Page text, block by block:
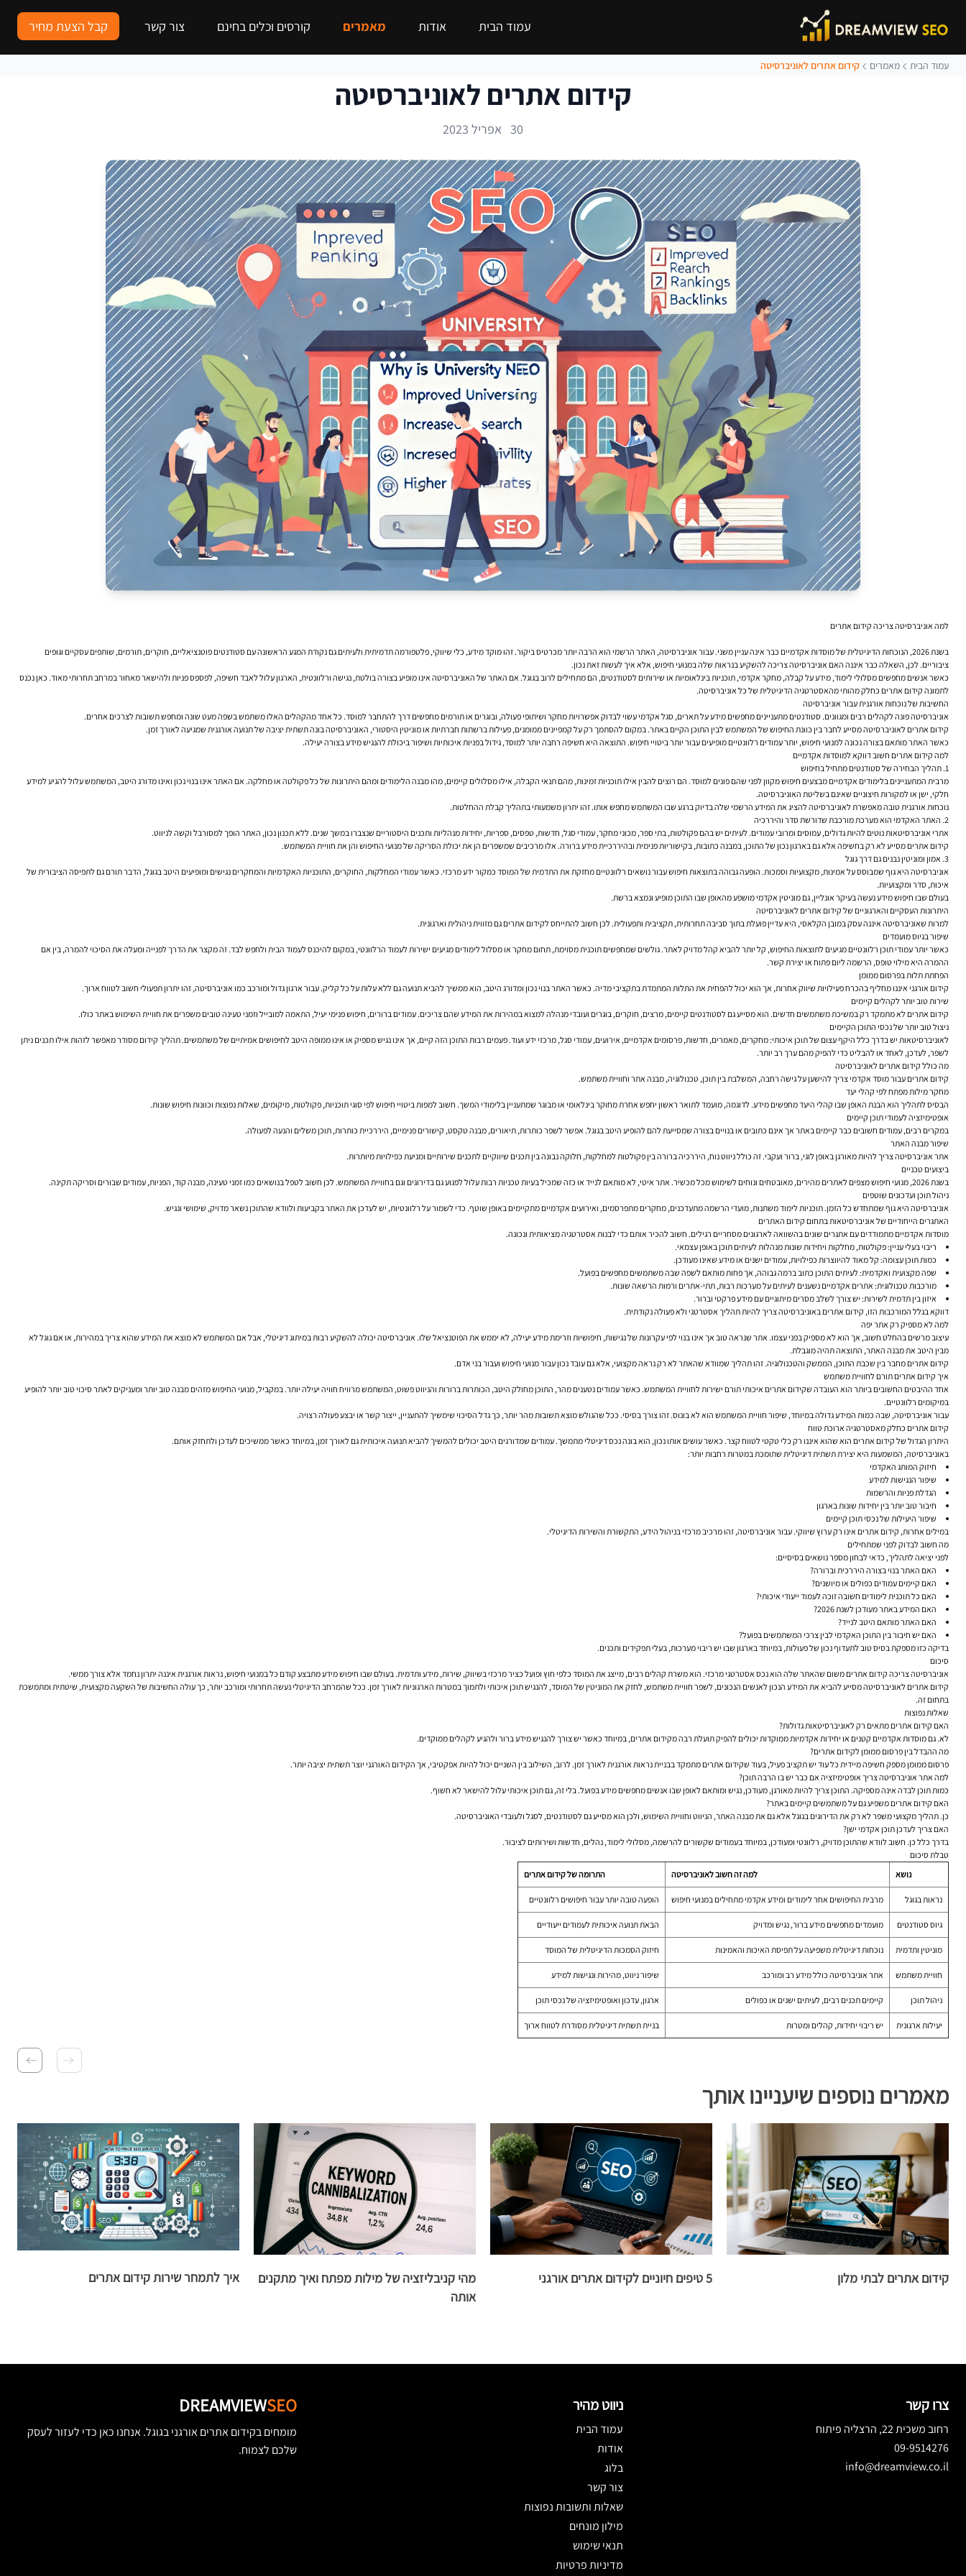
עמוד הבית אודות מאמרים קורסים וכלים בחינם צור קשר קבל הצעת מחיר
עמוד הבית מאמרים קידום אתרים לאוניברסיטה
קידום אתרים לאוניברסיטה
30 אפריל 2023
למה אוניברסיטה צריכה קידום אתרים
בשנת 2026, הנוכחות הדיגיטלית של מוסדות אקדמיים כבר אינה עניין משני. עבור אוניברסיטה, האתר הרשמי הוא הרבה יותר מכרטיס ביקור. זהו מוקד מידע, כלי שיווקי, פלטפורמה תדמיתית ולעיתים גם נקודת המגע הראשונה עם סטודנטים פוטנציאליים, חוקרים, תורמים, שותפים עסקיים וגופים
ציבוריים. לכן, השאלה כבר איננה האם אוניברסיטה צריכה להשקיע בנראות שלה במנועי חיפוש, אלא איך לעשות זאת נכון.
כאשר אנשים מחפשים מסלולי לימוד, מידע על קבלה, מחקר אקדמי, תוכניות בינלאומיות או שירותים לסטודנטים, הם מתחילים לרוב בגוגל. אם האתר של האוניברסיטה אינו מופיע בצורה בולטת, נגישה ורלוונטית, הארגון עלול לאבד חשיפה, לפספס פניות ולהישאר מאחור במרחב תחרותי מאוד. כאן נכנס
לתמונה קידום אתרים כחלק מהותי מהאסטרטגיה הדיגיטלית של כל אוניברסיטה.
החשיבות של נוכחות אורגנית עבור אוניברסיטה
אוניברסיטה פונה לקהלים רבים ומגוונים. סטודנטים מתעניינים מחפשים מידע על תארים, סגל אקדמי עשוי לבדוק אפשרויות מחקר ושיתופי פעולה, ובוגרים או תורמים מחפשים דרך להתחבר למוסד. כל אחד מהקהלים האלו משתמש בשפה מעט שונה ומחפש תשובות לצרכים אחרים.
קידום אתרים לאוניברסיטה מסייע לחבר בין כוונת החיפוש של המשתמש לבין התוכן הקיים באתר. במקום להסתמך רק על קמפיינים ממומנים, פעילות ברשתות חברתיות או מוניטין היסטורי, האוניברסיטה בונה תשתית יציבה של תנועה אורגנית שמגיעה לאורך זמן.
כאשר האתר מותאם בצורה נכונה למנועי חיפוש, יותר עמודים רלוונטיים מופיעים עבור יותר ביטויי חיפוש. התוצאה היא חשיפה רחבה יותר למוסד, גידול בפניות איכותיות ושיפור ביכולת להנגיש מידע בצורה יעילה.
למה קידום אתרים חשוב דווקא למוסדות אקדמיים
1. תהליך הבחירה של סטודנטים מתחיל בחיפוש
מרבית המתעניינים בלימודים אקדמיים מבצעים חיפוש מקוון לפני שהם פונים למוסד. הם רוצים להבין אילו תוכניות זמינות, מהם תנאי הקבלה, אילו מסלולים קיימים, מהו מבנה הלימודים ומהם היתרונות של כל פקולטה או מחלקה. אם האתר אינו בנוי נכון ואינו מדורג היטב, המשתמש עלול להגיע למידע
חלקי, ישן או למקורות חיצוניים שאינם בשליטת האוניברסיטה.
נוכחות אורגנית טובה מאפשרת לאוניברסיטה להציג את המידע הרשמי שלה בדיוק ברגע שבו המשתמש מחפש אותו. זהו יתרון משמעותי בתהליך קבלת ההחלטות.
2. האתר האקדמי הוא מערכת מורכבת שדורשת סדר והיררכיה
אתרי אוניברסיטאות נוטים להיות גדולים, עמוסים ומרובי עמודים. לעיתים יש בהם פקולטות, בתי ספר, מכוני מחקר, עמודי סגל, חדשות, טפסים, ספריות, יחידות מנהליות ותכנים היסטוריים שנצברו במשך שנים. ללא תכנון נכון, האתר הופך למסורבל וקשה לניווט.
קידום אתרים מסייע לא רק בחשיפה אלא גם בארגון נכון של התוכן, במבנה כתובות, בקישוריות פנימית ובהיררכיית מידע ברורה. אלו מרכיבים שמשפרים הן את יכולת הסריקה של מנועי החיפוש והן את חוויית המשתמש.
3. אמון ומוניטין נבנים גם דרך גוגל
אוניברסיטה היא גוף שמבוסס על אמינות, מקצועיות וסמכות. הופעה גבוהה בתוצאות חיפוש עבור נושאים רלוונטיים מחזקת את התדמית של המוסד כמקור ידע מרכזי. כאשר עמודי המחלקות, החוקרים, התוכניות האקדמיות והמחקרים נגישים ומופיעים היטב בגוגל, הדבר תורם גם לתפיסה הציבורית של
איכות, סדר ומקצועיות.
בעולם שבו חיפוש מידע נעשה בעיקר אונליין, גם מוניטין אקדמי מושפע מהאופן שבו התוכן מופיע ונמצא ברשת.
היתרונות העסקיים והארגוניים של קידום אתרים לאוניברסיטה
למרות שאוניברסיטה איננה עסק במובן הקלאסי, היא עדיין פועלת בתוך סביבה תחרותית, תקציבית ותפעולית. לכן חשוב להתייחס לקידום אתרים גם מזווית ניהולית וארגונית.
שיפור בגיוס מועמדים
כאשר יותר עמודי תוכן רלוונטיים מגיעים לתוצאות החיפוש, קל יותר להביא קהל מדויק לאתר. גולשים שמחפשים תוכנית מסוימת, תחום מחקר או מסלול לימודים מגיעים ישירות לעמוד הרלוונטי, במקום להיכנס לעמוד הבית ולחפש לבד. זה מקצר את הדרך לפנייה ומעלה את הסיכוי להמרה, בין אם
ההמרה היא מילוי טופס, הרשמה ליום פתוח או יצירת קשר.
הפחתת תלות בפרסום ממומן
קידום אורגני איננו מחליף בהכרח פעילויות שיווק אחרות, אך הוא יכול להפחית את התלות המתמדת בתקציבי מדיה. כאשר האתר בנוי נכון ומדורג היטב, הוא ממשיך להביא תנועה גם ללא עלות על כל קליק. עבור ארגון גדול ומורכב כמו אוניברסיטה, זהו יתרון תפעולי חשוב לטווח ארוך.
שירות טוב יותר לקהלים קיימים
קידום אתרים לא מתמקד רק במשיכת משתמשים חדשים. הוא מסייע גם לסטודנטים קיימים, מרצים, חוקרים, בוגרים ועובדי מנהלה למצוא במהירות את המידע שהם צריכים. עמודים ברורים, חיפוש פנימי יעיל, התאמה למובייל וזמני טעינה טובים משפרים את חוויית השימוש באתר כולו.
ניצול טוב יותר של נכסי התוכן הקיימים
לאוניברסיטאות יש בדרך כלל היקף עצום של תוכן איכותי: מחקרים, מאמרים, חדשות, פרסומים אקדמיים, אירועים, עמודי סגל, מרכזי ידע ועוד. פעמים רבות התוכן הזה קיים, אך אינו נגיש מספיק או אינו ממופה היטב לחיפושים אמיתיים של משתמשים. תהליך קידום מסודר מאפשר לזהות אילו תכנים ניתן
לשפר, לעדכן, לאחד או להבליט כדי להפיק מהם ערך רב יותר.
מה כולל קידום אתרים לאוניברסיטה
קידום אתרים עבור מוסד אקדמי צריך להישען על גישה רחבה, המשלבת בין תוכן, טכנולוגיה, מבנה אתר וחוויית משתמש.
מחקר מילות מפתח לפי קהלי יעד
הבסיס לתהליך הוא הבנת האופן שבו קהלי היעד מחפשים מידע. לדוגמה, מועמד לתואר ראשון יחפש אחרת מחוקר בינלאומי או מבוגר שמתעניין בלימודי המשך. חשוב למפות ביטויי חיפוש לפי סוגי תוכניות, פקולטות, מיקומים, שאלות נפוצות וכוונות חיפוש שונות.
אופטימיזציה לעמודי תוכן קיימים
במקרים רבים, עמודים חשובים כבר קיימים באתר אך אינם כתובים או בנויים בצורה שמסייעת להם להופיע היטב בגוגל. אפשר לשפר כותרות, תיאורים, מבנה טקסט, קישורים פנימיים, היררכיית כותרות, תוכן משלים והנעה לפעולה.
שיפור מבנה האתר
אתר אוניברסיטה צריך להיות מאורגן באופן לוגי, ברור ועקבי. זה כולל ניווט נוח, היררכיה ברורה בין פקולטות למחלקות, חלוקה נבונה בין תכנים שיווקיים לתכנים שירותיים ומניעת כפילויות מיותרות.
ביצועים טכניים
בשנת 2026, מנועי חיפוש מצפים לאתרים מהירים, מאובטחים ונוחים לשימוש מכל מכשיר. אתר איטי, לא מותאם לנייד או כזה שמכיל בעיות טכניות רבות עלול לפגוע גם בדירוגים וגם בחוויית המשתמש. לכן חשוב לטפל בנושאים כמו זמני טעינה, מבנה קוד, הפניות, עמודים שבורים וסריקה תקינה.
ניהול תוכן ועדכונים שוטפים
אוניברסיטה היא גוף שמתחדש כל הזמן. תוכניות לימוד משתנות, מועדי הרשמה מתעדכנים, מחקרים מתפרסמים, ואירועים אקדמיים מתקיימים באופן שוטף. כדי לשמור על רלוונטיות, יש לעדכן את האתר בקביעות ולוודא שהתוכן נשאר מדויק, שימושי ונגיש.
האתגרים הייחודיים של אוניברסיטאות בתחום קידום האתרים
מוסדות אקדמיים מתמודדים עם אתגרים שונים בהשוואה לארגונים מסחריים רגילים. חשוב להכיר אותם כדי לבנות אסטרטגיה מציאותית ונכונה.
ריבוי בעלי עניין:פקולטות, מחלקות ויחידות שונות מנהלות לעיתים תוכן באופן עצמאי.
כמות תוכן עצומה: קל מאוד להיווצרות כפילויות, עמודים ישנים או מידע שאינו מעודכן.
שפה מקצועית ואקדמית:לעיתים התוכן כתוב ברמה גבוהה, אך פחות מותאם לשפה שבה משתמשים מחפשים בפועל.
מורכבות טכנולוגית: אתרים אקדמיים נשענים לעיתים על מערכות רבות, תתי-אתרים ורמות הרשאה שונות.
איזון בין תדמית לשירות: יש צורך לשלב מסרים מיתוגיים עם מידע פרקטי וברור.
דווקא בגלל המורכבות הזו, קידום אתרים באוניברסיטה צריך להיות תהליך אסטרטגי ולא פעולה נקודתית.
למה לא מספיק רק אתר יפה
עיצוב מרשים בהחלט חשוב, אך הוא לא מספיק בפני עצמו. אתר שנראה טוב אך אינו בנוי לפי עקרונות של נגישות, חיפושיות וזרימת מידע יעילה, לא יממש את הפוטנציאל שלו. אוניברסיטה יכולה להשקיע רבות במיתוג דיגיטלי, אבל אם המשתמש לא מוצא את המידע שהוא צריך במהירות, או אם גוגל לא
מבין היטב את מבנה האתר, התוצאה תהיה מוגבלת.
קידום אתרים מחבר בין שכבת התוכן, הממשק והטכנולוגיה. זהו תהליך שמוודא שהאתר לא רק נראה מקצועי, אלא גם עובד נכון עבור מנועי חיפוש ועבור בני אדם.
איך קידום אתרים תורם לחוויית משתמש
אחד ההיבטים החשובים ביותר הוא העובדה שקידום אתרים איכותי תורם ישירות לחוויית המשתמש. כאשר עמודים נטענים מהר, התוכן מחולק היטב, הכותרות ברורות והניווט פשוט, המשתמש מרוויח חוויה יעילה יותר. במקביל, מנועי החיפוש מזהים מבנה טוב יותר ומעניקים לאתר סיכוי טוב יותר להופיע
במיקומים רלוונטיים.
עבור אוניברסיטה, שבה כמות המידע גדולה במיוחד, שיפור חוויית המשתמש הוא לא בונוס. זהו צורך בסיסי. ככל שהגולש מוצא תשובות מהר יותר, כך גדל הסיכוי שימשיך להתעניין, ייצור קשר או יבצע פעולה רצויה.
קידום אתרים כחלק מאסטרטגיה ארוכת טווח
היתרון הגדול של קידום אתרים הוא שהוא איננו רק כלי טקטי לטווח קצר. כאשר עושים אותו נכון, הוא בונה נכס דיגיטלי מתמשך. עמודים שמדורגים היטב יכולים להמשיך להביא תנועה איכותית גם לאורך זמן, במיוחד כאשר ממשיכים לעדכן ולתחזק אותם.
באוניברסיטה, המשמעות היא יצירת תשתית דיגיטלית שתומכת במטרות רחבות יותר:
חיזוק המותג האקדמי
שיפור הנגישות למידע
הגדלת פניות והרשמות
חיבור טוב יותר בין יחידות שונות בארגון
שיפור היעילות של נכסי תוכן קיימים
במילים אחרות, קידום אתרים אינו רק ערוץ שיווקי. עבור אוניברסיטה, זהו מרכיב מרכזי בניהול הידע, התקשורת והשירות הדיגיטלי.
מה חשוב לבדוק לפני שמתחילים
לפני יציאה לתהליך, כדאי לבחון מספר נושאים בסיסיים:
האם האתר בנוי בצורה היררכית וברורה?
האם קיימים עמודים כפולים או מיושנים?
האם כל תוכנית לימודים חשובה זוכה לעמוד ייעודי איכותי?
האם המידע באתר מעודכן לשנת 2026?
האם האתר מותאם היטב לנייד?
האם יש חיבור בין התוכן האקדמי לבין צרכי המשתמשים בפועל?
בדיקה כזו מספקת בסיס טוב לתעדוף נכון של פעולות, במיוחד בארגון שבו יש ריבוי מערכות, בעלי תפקידים ותכנים.
סיכום
אוניברסיטה צריכה קידום אתרים משום שהאתר שלה הוא נכס אסטרטגי מרכזי. הוא משרת קהלים רבים, מייצג את המוסד כלפי חוץ ופועל כציר מרכזי בשיווק, שירות, מידע ותדמית. בעולם שבו חיפוש מידע מתבצע קודם כל במנועי חיפוש, נראות אורגנית איננה יתרון נחמד אלא צורך ממשי.
קידום אתרים לאוניברסיטה מסייע להביא את המידע הנכון לאנשים הנכונים, לשפר חוויית משתמש, לחזק את המוניטין של המוסד, להנגיש תוכן איכותי ולתמוך במטרות הארגוניות לאורך זמן. ככל שהמרחב הדיגיטלי נעשה תחרותי ומורכב יותר, כך עולה החשיבות של השקעה מקצועית, שיטתית ומתמשכת
בתחום זה.
שאלות נפוצות
האם קידום אתרים מתאים רק לאוניברסיטאות גדולות?
לא. גם מוסדות אקדמיים קטנים או יחידות אקדמיות ממוקדות יכולים להפיק תועלת רבה מקידום אתרים, במיוחד כאשר יש צורך להנגיש מידע ברור ולהגיע לקהלים ממוקדים.
מה ההבדל בין פרסום ממומן לקידום אתרים?
פרסום ממומן מספק חשיפה מיידית כל עוד יש תקציב פעיל, בעוד שקידום אתרים מתמקד בבניית נראות אורגנית לאורך זמן. לרוב, השילוב בין השניים יכול להיות אפקטיבי, אך הקידום האורגני יוצר תשתית יציבה יותר.
למה אתר אוניברסיטה צריך אופטימיזציה אם כבר יש בו הרבה תוכן?
כמות תוכן לבדה אינה מספיקה. התוכן צריך להיות מאורגן, מעודכן, נגיש ומותאם לאופן שבו אנשים מחפשים מידע בפועל. בלי זה, גם תוכן איכותי עלול להישאר לא חשוף.
האם קידום אתרים משפיע גם על משתמשים קיימים באתר?
כן. תהליך מקצועי משפר לא רק את הדירוגים בגוגל אלא גם את מבנה האתר, הניווט וחוויית השימוש, ולכן הוא מסייע גם לסטודנטים, לסגל ולעובדי האוניברסיטה.
האם צריך לעדכן תוכן אקדמי ישן?
בדרך כלל כן. חשוב לוודא שהתוכן מדויק, רלוונטי ומעודכן, במיוחד בעמודים שקשורים להרשמה, מסלולי לימוד, נהלים, חדשות ושירותים לציבור.
טבלת סיכום
נושא
למה זה חשוב לאוניברסיטה התרומה של קידום אתרים
נראות בגוגל מרבית החיפושים אחר לימודים ומידע אקדמי מתחילים במנועי חיפוש הופעה טובה יותר עבור חיפושים רלוונטיים
גיוס סטודנטים מועמדים מחפשים מידע ברור, נגיש ומדויק הבאת תנועה איכותית לעמודים ייעודיים
מוניטין ותדמית נוכחות דיגיטלית משפיעה על תפיסת האיכות והאמינות חיזוק הסמכות הדיגיטלית של המוסד
חוויית משתמש אתר אוניברסיטה כולל מידע רב ומורכב שיפור ניווט, מהירות ונגישות למידע
ניהול תוכן קיימים תכנים רבים, לעיתים ישנים או כפולים ארגון, עדכון ואופטימיזציה של נכסי תוכן
יעילות ארגונית יש ריבוי יחידות, קהלים ומטרות בניית תשתית דיגיטלית מסודרת לטווח ארוך
מאמרים נוספים שיעניינו אותך
קידום אתרים לבתי מלון 5 טיפים חיוניים לקידום אתרים אורגני
מהי קניבליזציה של מילות מפתח ואיך מתקנים
אותה
איך לתמחר שירות קידום אתרים
צרו קשר
רחוב משכית 22, הרצליה פיתוח
09-9514276
info@dreamview.co.il
ניווט מהיר
עמוד הבית
אודות
בלוג
צור קשר
שאלות ותשובות נפוצות
מילון מונחים
תנאי שימוש
מדיניות פרטיות
DREAMVIEWSEO
מומחים בקידום אתרים אורגני בגוגל. אנחנו כאן כדי לעזור לעסק
שלכם לצמוח.